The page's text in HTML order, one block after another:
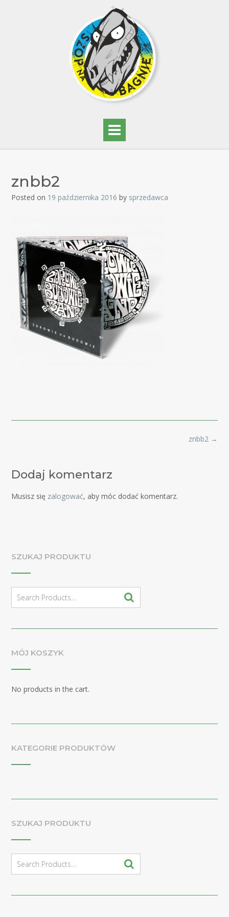
znbb2
Posted on 19 października 2016 by sprzedawca
znbb2 →
Dodaj komentarz
Musisz się zalogować, aby móc dodać komentarz.
SZUKAJ PRODUKTU
for:
MÓJ KOSZYK
No products in the cart.
KATEGORIE PRODUKTÓW
SZUKAJ PRODUKTU
for: